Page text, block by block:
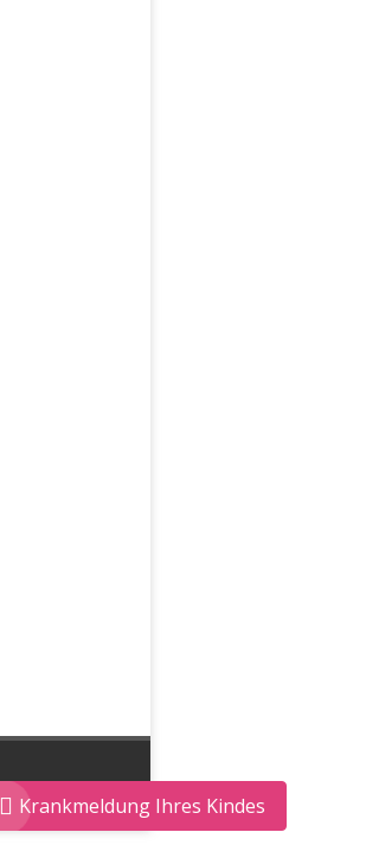
powered byWordPress
Krankmeldung Ihres Kindes